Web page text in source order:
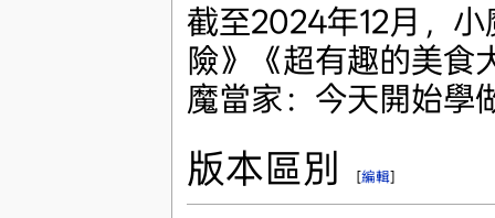
截至2024年12月，
險》《超有趣的美食
魔當家：今天開始學
版本區別 [編輯]